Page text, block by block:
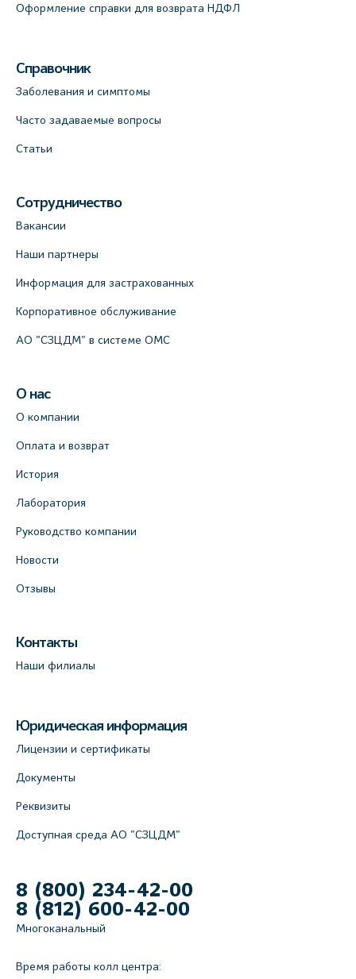
Оформление справки для возврата НДФЛ
Справочник
Заболевания и симптомы
Часто задаваемые вопросы
Статьи
Сотрудничество
Вакансии
Наши партнеры
Информация для застрахованных
Корпоративное обслуживание
АО "СЗЦДМ" в системе ОМС
О нас
О компании
Оплата и возврат
История
Лаборатория
Руководство компании
Новости
Отзывы
Контакты
Наши филиалы
Юридическая информация
Лицензии и сертификаты
Документы
Реквизиты
Доступная среда АО "СЗЦДМ"
8 (800) 234-42-00
8 (812) 600-42-00
Многоканальный
Время работы колл центра: